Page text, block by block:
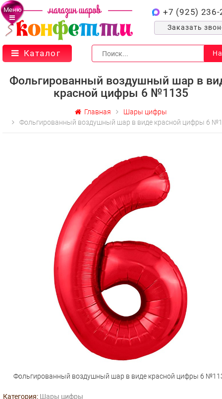
Меню +7 (925) 236-
Заказать
Каталог
Фольгированный воздушный шар в
красной цифры 6 №1135
Главная
Шары цифры
Фольгированный воздушный шар в виде красной цифры 6
Фольгированный воздушный шар в виде красной цифры 6
Категория: Шары цифры